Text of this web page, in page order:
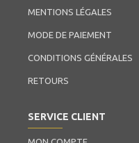
MENTIONS LÉGALES
MODE DE PAIEMENT
CONDITIONS GÉNÉRALES
RETOURS
SERVICE CLIENT